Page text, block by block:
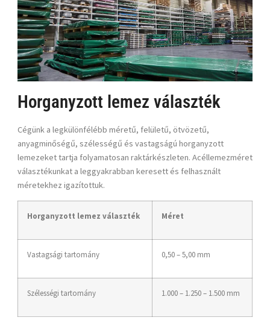
Horganyzott lemez választék
Cégünk a legkülönfélébb méretű, felületű, ötvözetű,
anyagminőségű, szélességű és vastagságú horganyzott
lemezekettartja folyamatosan raktárkészleten. Acéllemezméret
választékunkat a leggyakrabban keresett és felhasznált
méretekhez igazítottuk.
Horganyzott lemez választék Méret
Vastagsági tartomány 0,50 – 5,00 mm
Szélességi tartomány 1.000 – 1.250 – 1.500 mm